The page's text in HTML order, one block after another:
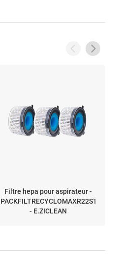
Filtre hepa pour aspirateur -
PACKFILTRECYCLOMAXR22STATION
- E.ZICLEAN